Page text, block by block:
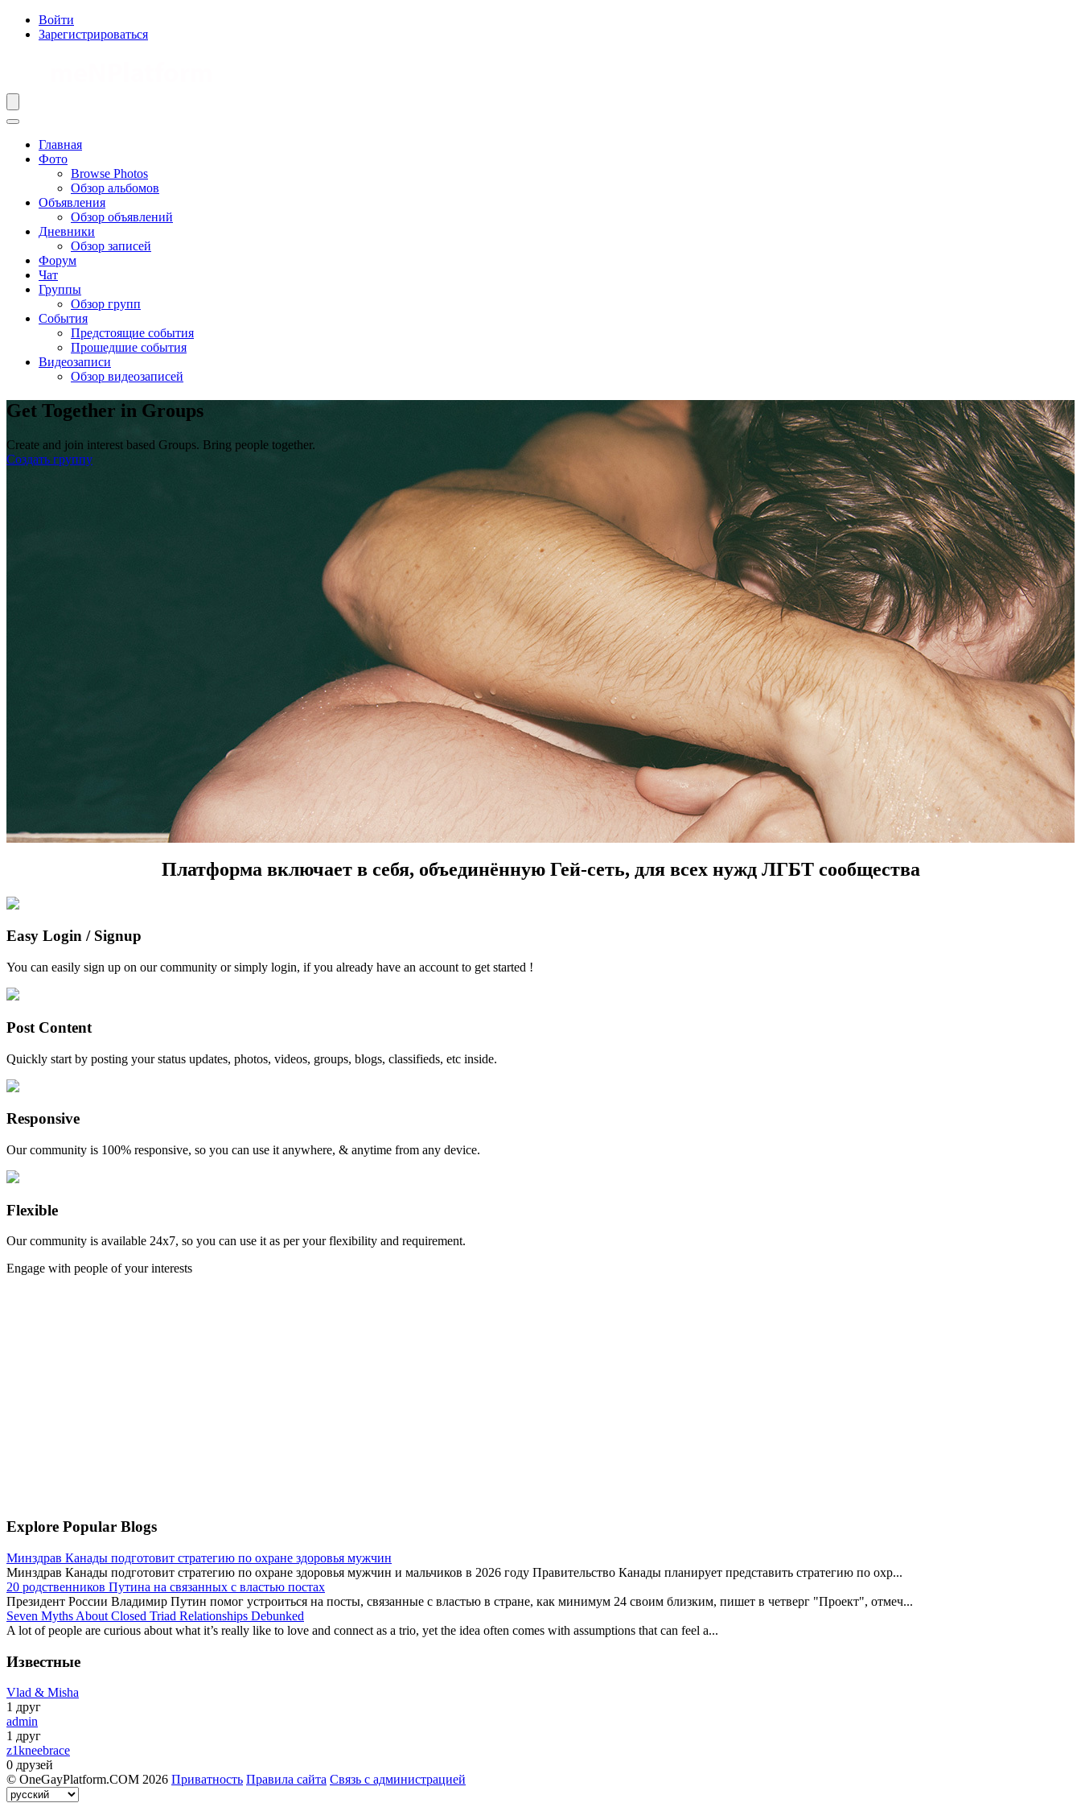
Войти
Зарегистрироваться
Главная
Фото
Browse Photos
Обзор альбомов
Объявления
Обзор объявлений
Дневники
Обзор записей
Форум
Чат
Группы
Обзор групп
События
Предстоящие события
Прошедшие события
Видеозаписи
Обзор видеозаписей
Get Together in Groups
Create and join interest based Groups. Bring people together.
Создать группу
Платформа включает в себя, объединённую Гей-сеть, для всех нужд ЛГБТ сообщества
Easy Login / Signup
You can easily sign up on our community or simply login, if you already have an account to get started !
Post Content
Quickly start by posting your status updates, photos, videos, groups, blogs, classifieds, etc inside.
Responsive
Our community is 100% responsive, so you can use it anywhere, & anytime from any device.
Flexible
Our community is available 24x7, so you can use it as per your flexibility and requirement.
Engage with people of your interests
Explore Popular Blogs
Минздрав Канады подготовит стратегию по охране здоровья мужчин
Минздрав Канады подготовит стратегию по охране здоровья мужчин и мальчиков в 2026 году Правительство Канады планирует представить стратегию по охр...
20 родственников Путина на связанных с властью постах
Президент России Владимир Путин помог устроиться на посты, связанные с властью в стране, как минимум 24 своим близким, пишет в четверг "Проект", отмеч...
Seven Myths About Closed Triad Relationships Debunked
A lot of people are curious about what it’s really like to love and connect as a trio, yet the idea often comes with assumptions that can feel a...
Известные
Vlad & Misha
1 друг
admin
1 друг
z1kneebrace
0 друзей
© OneGayPlatform.COM 2026 Приватность Правила сайта Связь с администрацией